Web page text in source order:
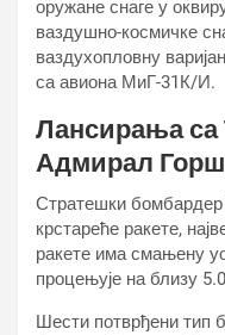
оружане снаге у
ваздушно-космичке
ваздухопловну
са авиона МиГ-31К/И.
Лансирања
Адмирал
Стратешки бомбардер
крстареће ракете,
ракете има смањену
процењује на близу
Шести потврђени тип